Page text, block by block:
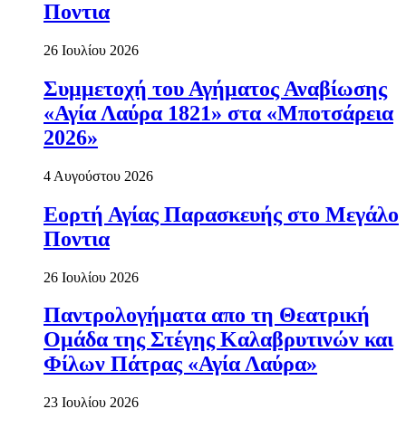
Ποντια
26 Ιουλίου 2026
Συμμετοχή του Αγήματος Αναβίωσης
«Αγία Λαύρα 1821» στα «Μποτσάρεια
2026»
4 Αυγούστου 2026
Εορτή Αγίας Παρασκευής στο Μεγάλο
Ποντια
26 Ιουλίου 2026
Παντρολογήματα απο τη Θεατρική
Ομάδα της Στέγης Καλαβρυτινών και
Φίλων Πάτρας «Αγία Λαύρα»
23 Ιουλίου 2026